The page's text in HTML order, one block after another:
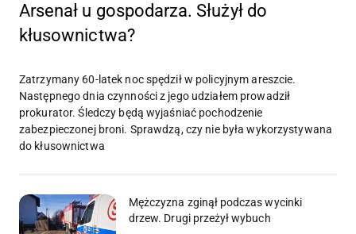
Arsenał u gospodarza. Służył do
kłusownictwa?
Zatrzymany 60-latek noc spędził w policyjnym areszcie.
Następnego dnia czynności z jego udziałem prowadził
prokurator. Śledczy będą wyjaśniać pochodzenie
zabezpieczonej broni. Sprawdzą, czy nie była wykorzystywana
do kłusownictwa
Mężczyzna zginął podczas wycinki
drzew. Drugi przeżył wybuch